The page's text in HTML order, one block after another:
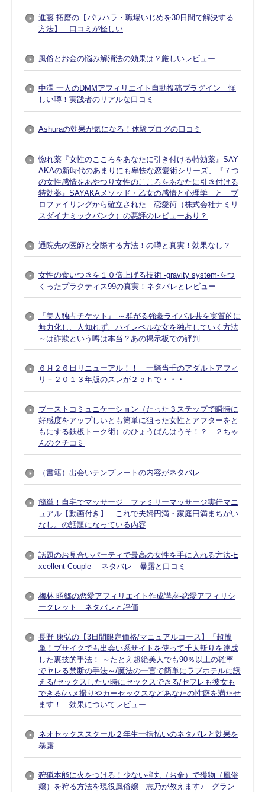
進藤 拓磨の【パワハラ・職場いじめを30日間で解決する
方法】 口コミが怪しい
風俗とお金の悩み解消法の効果は？厳しいレビュー
中澤 一人のDMMアフィリエイト自動投稿プラグイン 怪
しい噂！実践者のリアルな口コミ
Ashuraの効果が気になる！体験ブログの口コミ
惚れ薬『女性のこころをあなたに引き付ける特効薬』SAY
AKAの新時代のあまりにも卑怯な恋愛術シリーズ、『７つ
の女性感情をあやつり女性のこころをあなたに引き付ける
特効薬』SAYAKAメソッド・乙女の感情と心理学 と プ
ロファイリングから確立された 恋愛術（株式会社ナミリ
スダイナミックバンク）の悪評のレビューあり？
通院先の医師と交際する方法！の噂と真実！効果なし？
女性の食いつきを１０倍上げる技術 -gravity system-をつ
くったプラクティス99の真実！ネタバレとレビュー
『美人独占チケット』 ～群がる強豪ライバル共を実質的に
無力化し、人知れず、ハイレベルな女を独占していく方法
～は詐欺という噂は本当？あの掲示板での評判
６月２６日リニューアル！！ 一騎当千のアダルトアフィ
リ－２０１３年版のスレが２ｃｈで・・・
ブーストコミュニケーション（たった３ステップで瞬時に
好感度をアップしいとも簡単に狙った女性とアフターをと
もにする鉄板トーク術）のひょうばんはうそ！？ ２ちゃ
んのクチコミ
（書籍）出会いテンプレートの内容がネタバレ
簡単！自宅でマッサージ ファミリーマッサージ実行マニ
ュアル【動画付き】 これで夫婦円満・家庭円満まちがい
なし。の話題になっている内容
話題のお見合いパーティで最高の女性を手に入れる方法-E
xcellent Couple- ネタバレ 暴露と口コミ
梅林 昭郷の恋愛アフィリエイト作成講座-恋愛アフィリシ
ークレット ネタバレと評価
長野 康弘の【3日間限定価格/マニュアルコース】「超簡
単！ブサイクでも出会い系サイトを使って千人斬りを達成
した裏技的手法！ ～たとえ超絶美人でも90％以上の確率
でヤレる禁断の手法～/魔法の一言で簡単にラブホテルに誘
える/セックスしたい時にセックスできる/セフレも彼女も
できる/ハメ撮りやカーセックスなどあなたの性癖を満たせ
ます！ 効果についてレビュー
ネオセックススクール２年生一括払いのネタバレと効果を
暴露
狩猟本能に火をつける！少ない弾丸（お金）で獲物（風俗
嬢）を狩る方法を現役風俗嬢 志乃が教えます♪ グラン